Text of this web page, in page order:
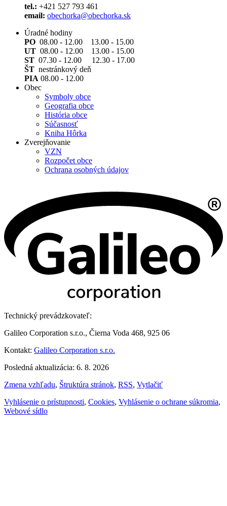
tel.: +421 527 793 461
email: obechorka@obechorka.sk
Úradné hodiny
PO 08.00 - 12.00 13.00 - 15.00
UT 08.00 - 12.00 13.00 - 15.00
ST 07.30 - 12.00 12.30 - 17.00
ŠT nestránkový deň
PIA 08.00 - 12.00
Obec
Symboly obce
Geografia obce
História obce
Súčasnosť
Kniha Hôrka
Zverejňovanie
VZN
Rozpočet obce
Ochrana osobných údajov
Technický prevádzkovateľ:
Galileo Corporation s.r.o., Čierna Voda 468, 925 06
Kontakt: Galileo Corporation s.r.o.
Posledná aktualizácia: 6. 8. 2026
Zmena vzhľadu, Štruktúra stránok, RSS, Vytlačiť
Vyhlásenie o prístupnosti, Cookies, Vyhlásenie o ochrane súkromia,
Webové sídlo